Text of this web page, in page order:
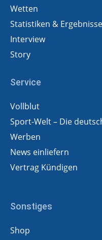
Wetten
Statistiken & Ergebnisse
Interview
Story
Service
Vollblut
Sport-Welt – Die
Werben
News einliefern
Vertrag Kündigen
Sonstiges
Shop